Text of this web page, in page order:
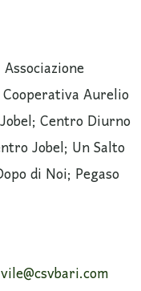
Aurelio
Centro Diurno
Jobel; Un Salto
di Noi; Pegaso